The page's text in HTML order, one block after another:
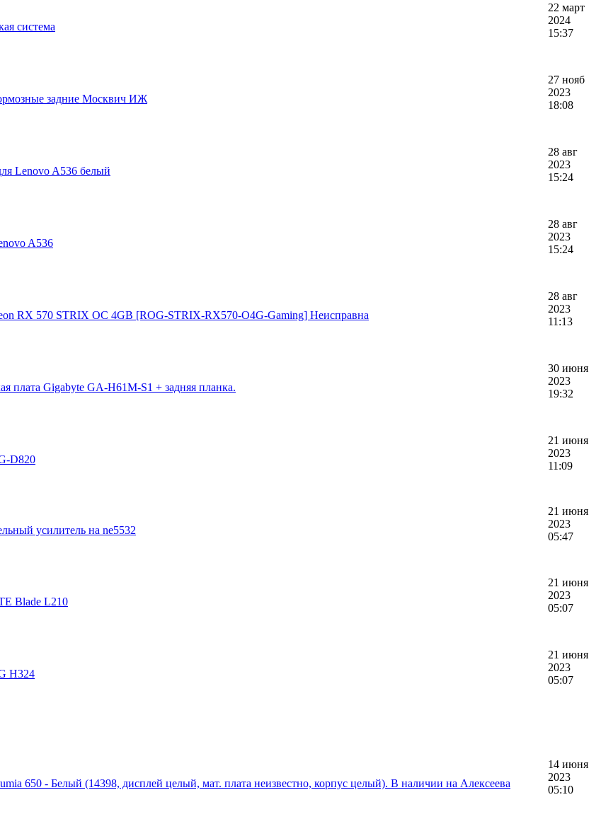
система
22 март
2024
15:37
задние Москвич ИЖ
27 нояб
2023
18:08
Lenovo A536 белый
28 авг
2023
15:24
A536
28 авг
2023
15:24
RX 570 STRIX OC 4GB [ROG-STRIX-RX570-O4G-Gaming] Неисправна
28 авг
2023
11:13
плата Gigabyte GA-H61M-S1 + задняя планка.
30 июня
2023
19:32
D820
21 июня
2023
11:09
усилитель на ne5532
21 июня
2023
05:47
Blade L210
21 июня
2023
05:07
H324
21 июня
2023
05:07
650 - Белый (14398, дисплей целый, мат. плата неизвестно, корпус целый). В наличии на Алексеева
14 июня
2023
05:10